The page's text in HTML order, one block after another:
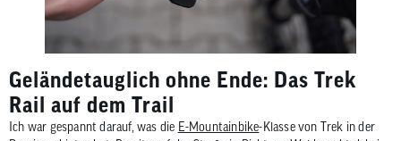
Geländetauglich ohne Ende: Das Trek
Rail auf dem Trail
Ich war gespannt darauf, was die E-Mountainbike-Klasse von Trek in der